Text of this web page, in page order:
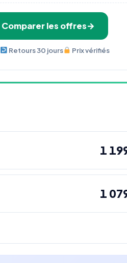
Comparer les offres
Retours 30 jours Prix vérifiés
1
1